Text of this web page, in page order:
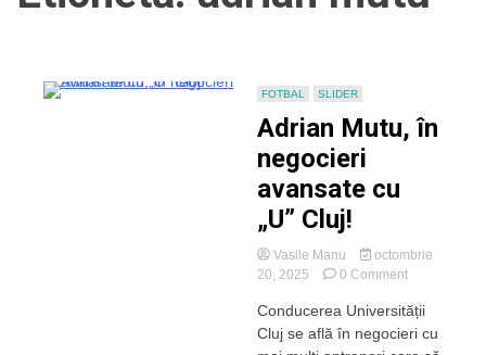
FOTBAL SLIDER
Adrian Mutu, în
negocieri
avansate cu
„U” Cluj!
Vasile Manu
octombrie
20, 2025
0 Commenton
Mutu,
în
negocieri
Conducerea Universității
Cluj se află în negocieri cu